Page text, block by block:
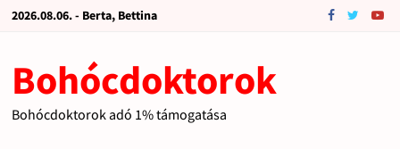
2026.08.06. - Berta, Bettina
Bohócdoktorok
Bohócdoktorok adó 1% támogatása